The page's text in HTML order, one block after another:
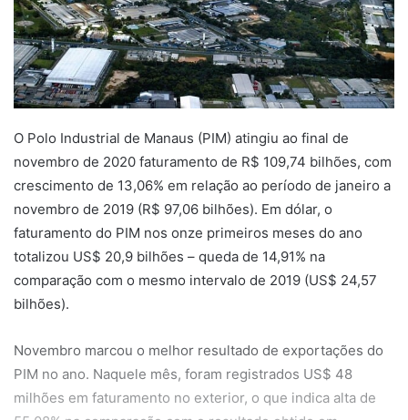
O Polo Industrial de Manaus (PIM) atingiu ao final de
novembro de 2020 faturamento de R$ 109,74 bilhões, com
crescimento de 13,06% em relação ao período de janeiro a
novembro de 2019 (R$ 97,06 bilhões). Em dólar, o
faturamento do PIM nos onze primeiros meses do ano
totalizou US$ 20,9 bilhões – queda de 14,91% na
comparação com o mesmo intervalo de 2019 (US$ 24,57
bilhões).
Novembro marcou o melhor resultado de exportações do
PIM no ano. Naquele mês, foram registrados US$ 48
milhões em faturamento no exterior, o que indica alta de